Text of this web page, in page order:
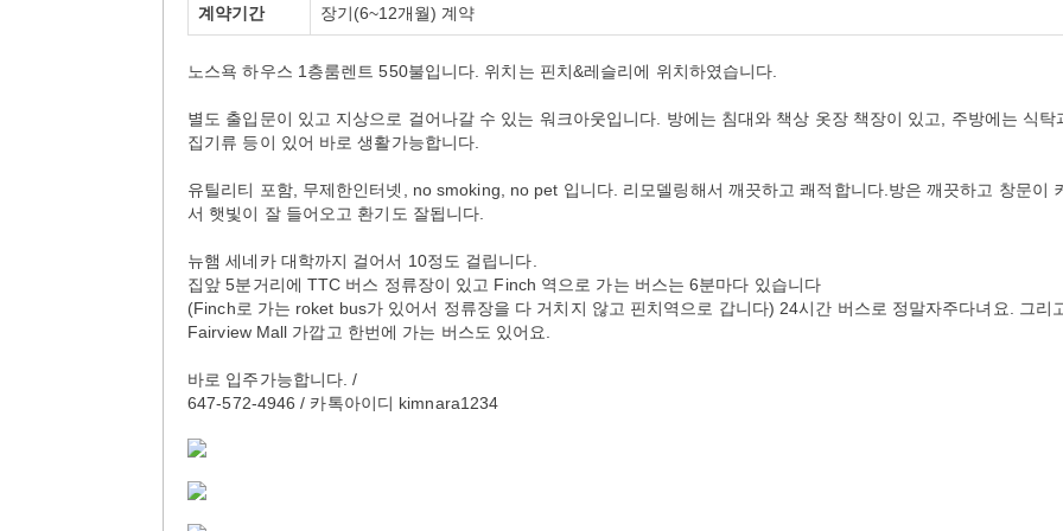
계약기간 장기(6~12개월) 계약
노스욕 하우스 1층룸렌트 550불입니다. 위치는 핀치&레슬리에 위치하였습니다.
별도 출입문이 있고 지상으로 걸어나갈 수 있는 워크아웃입니다. 방에는 침대와 책상 옷장 책장이 있고, 주방에는 식탁
집기류 등이 있어 바로 생활가능합니다.
유틸리티 포함, 무제한인터넷, no smoking, no pet 입니다. 리모델링해서 깨끗하고 쾌적합니다.방은 깨끗하고 창문이
서 햇빛이 잘 들어오고 환기도 잘됩니다.
뉴햄 세네카 대학까지 걸어서 10정도 걸립니다.
집앞 5분거리에 TTC 버스 정류장이 있고 Finch 역으로 가는 버스는 6분마다 있습니다
(Finch로 가는 roket bus가 있어서 정류장을 다 거치지 않고 핀치역으로 갑니다) 24시간 버스로 정말자주다녀요. 그리
Fairview Mall 가깝고 한번에 가는 버스도 있어요.
바로 입주가능합니다. /
647-572-4946 / 카톡아이디 kimnara1234